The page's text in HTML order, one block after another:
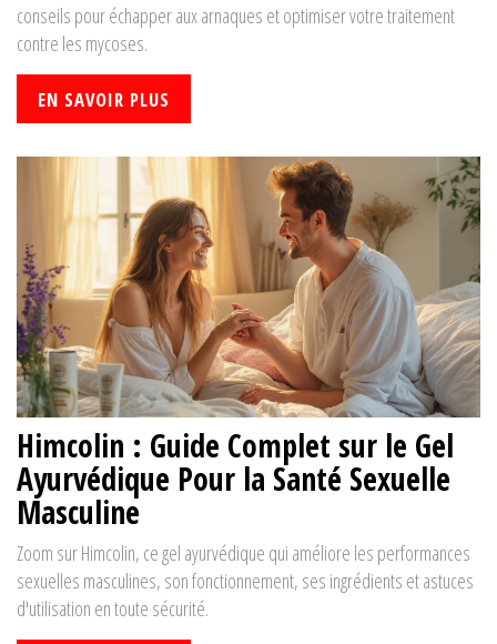
conseils pour échapper aux arnaques et optimiser votre traitement
contre les mycoses.
EN SAVOIR PLUS
Himcolin : Guide Complet sur le Gel
Ayurvédique Pour la Santé Sexuelle
Masculine
Zoom sur Himcolin, ce gel ayurvédique qui améliore les performances
sexuelles masculines, son fonctionnement, ses ingrédients et astuces
d'utilisation en toute sécurité.